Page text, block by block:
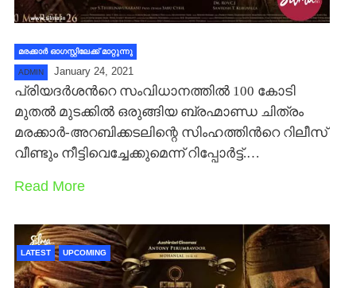
മരക്കാര്‍ ഓഗസ്റ്റിലേക്ക് മാറ്റുന്നു
ADMIN January 24, 2021
പ്രിയദര്‍ശന്‍റെ സംവിധാനത്തില്‍ 100 കോടി
മുതല്‍ മുടക്കില്‍ ഒരുങ്ങിയ ബ്രഹ്മാണ്ഡ ചിത്രം
മരക്കാര്‍-അറബിക്കടലിന്റെ സിംഹത്തിന്‍റെ റിലീസ്
വീണ്ടും നീട്ടിവെച്ചേക്കുമെന്ന് റിപ്പോര്‍ട്ട്.…
Read More
LATEST UPCOMING